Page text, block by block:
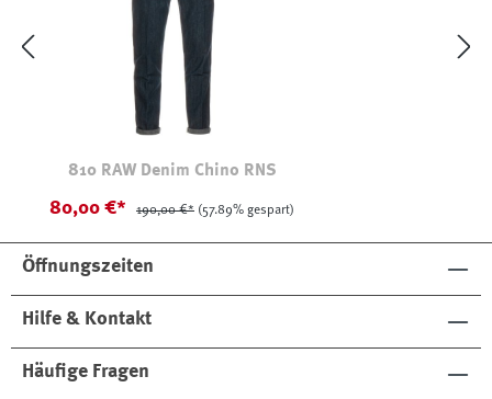
810 RAW Denim Chino RNS
80,00 €* 190,00 €* (57.89% gespart)
Öffnungszeiten
Hilfe & Kontakt
Häufige Fragen